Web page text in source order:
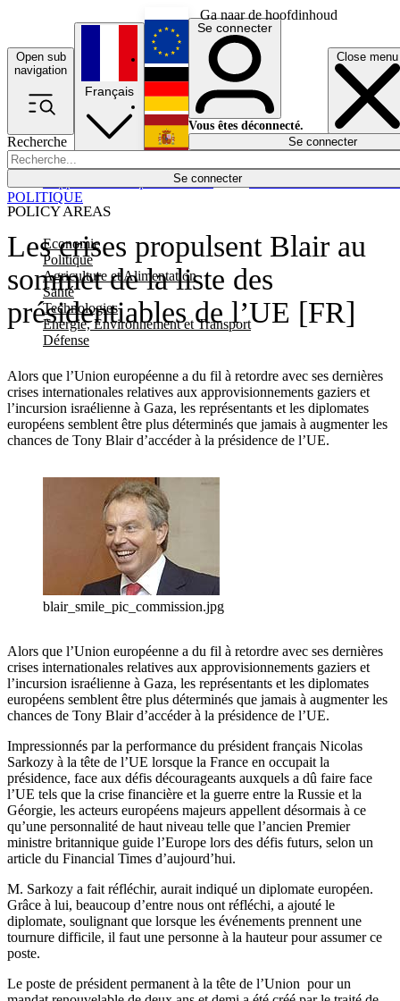
Ga naar de hoofdinhoud
Open sub
navigation
Close menu
Recherche
Se connecter
POLICY AREAS
Economie
Politique
Agriculture et Alimentation
Santé
Technologies
Energie, Environnement et Transport
Défense
Économie
Français
English
Deutsch
Español
Se connecter
Vous êtes déconnecté.
Se connecter
Les crises propulsent Blair au
sommet de la liste des
présidentiables de l’UE [FR]
Alors que l’Union européenne a du fil à retordre avec ses dernières
crises internationales relatives aux approvisionnements gaziers et
l’incursion israélienne à Gaza, les représentants et les diplomates
européens semblent être plus déterminés que jamais à augmenter les
chances de Tony Blair d’accéder à la présidence de l’UE.
POLITIQUE
blair_smile_pic_commission.jpg
Alors que l’Union européenne a du fil à retordre avec ses dernières
crises internationales relatives aux approvisionnements gaziers et
l’incursion israélienne à Gaza, les représentants et les diplomates
européens semblent être plus déterminés que jamais à augmenter les
chances de Tony Blair d’accéder à la présidence de l’UE.
Impressionnés par la performance du président français Nicolas
Sarkozy à la tête de l’UE lorsque la France en occupait la
présidence, face aux défis décourageants auxquels a dû faire face
l’UE tels que la crise financière et la guerre entre la Russie et la
Géorgie, les acteurs européens majeurs appellent désormais à ce
qu’une personnalité de haut niveau telle que l’ancien Premier
ministre britannique guide l’Europe lors des défis futurs, selon un
article du Financial Times d’aujourd’hui.
M. Sarkozy a fait réfléchir, aurait indiqué un diplomate européen.
Grâce à lui, beaucoup d’entre nous ont réfléchi, a ajouté le
diplomate, soulignant que lorsque les événements prennent une
tournure difficile, il faut une personne à la hauteur pour assumer ce
poste.
Le poste de président permanent à la tête de l’Union pour un